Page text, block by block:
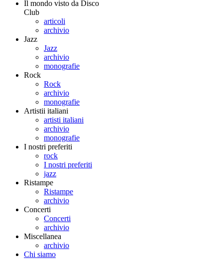
Il mondo visto da Disco
Club
articoli
archivio
Jazz
Jazz
archivio
monografie
Rock
Rock
archivio
monografie
Artistii italiani
artisti italiani
archivio
monografie
I nostri preferiti
rock
I nostri preferiti
jazz
Ristampe
Ristampe
archivio
Concerti
Concerti
archivio
Miscellanea
archivio
Chi siamo